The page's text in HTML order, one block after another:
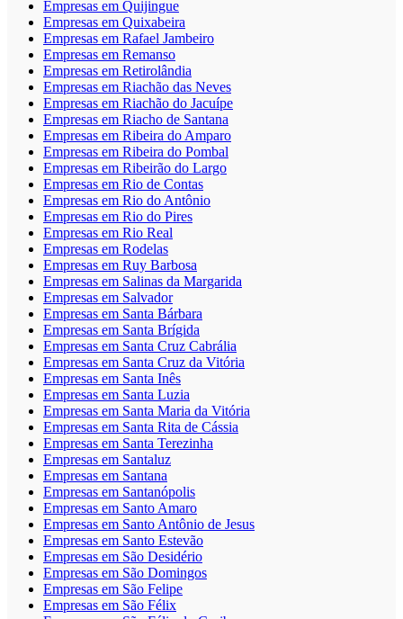
Empresas em Quijingue
Empresas em Quixabeira
Empresas em Rafael Jambeiro
Empresas em Remanso
Empresas em Retirolândia
Empresas em Riachão das Neves
Empresas em Riachão do Jacuípe
Empresas em Riacho de Santana
Empresas em Ribeira do Amparo
Empresas em Ribeira do Pombal
Empresas em Ribeirão do Largo
Empresas em Rio de Contas
Empresas em Rio do Antônio
Empresas em Rio do Pires
Empresas em Rio Real
Empresas em Rodelas
Empresas em Ruy Barbosa
Empresas em Salinas da Margarida
Empresas em Salvador
Empresas em Santa Bárbara
Empresas em Santa Brígida
Empresas em Santa Cruz Cabrália
Empresas em Santa Cruz da Vitória
Empresas em Santa Inês
Empresas em Santa Luzia
Empresas em Santa Maria da Vitória
Empresas em Santa Rita de Cássia
Empresas em Santa Terezinha
Empresas em Santaluz
Empresas em Santana
Empresas em Santanópolis
Empresas em Santo Amaro
Empresas em Santo Antônio de Jesus
Empresas em Santo Estevão
Empresas em São Desidério
Empresas em São Domingos
Empresas em São Felipe
Empresas em São Félix